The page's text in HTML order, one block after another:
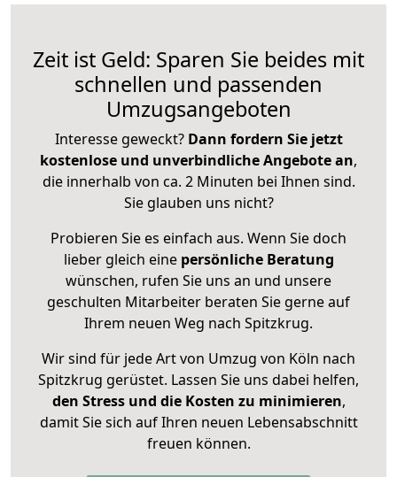
Zeit ist Geld: Sparen Sie beides mit
schnellen und passenden
Umzugsangeboten
Interesse geweckt? Dann fordern Sie jetzt
kostenlose und unverbindliche Angebote an,
die innerhalb von ca. 2 Minuten bei Ihnen sind.
Sie glauben uns nicht?
Probieren Sie es einfach aus. Wenn Sie doch
lieber gleich eine persönliche Beratung
wünschen, rufen Sie uns an und unsere
geschulten Mitarbeiter beraten Sie gerne auf
Ihrem neuen Weg nach Spitzkrug.
Wir sind für jede Art von Umzug von Köln nach
Spitzkrug gerüstet. Lassen Sie uns dabei helfen,
den Stress und die Kosten zu minimieren,
damit Sie sich auf Ihren neuen Lebensabschnitt
freuen können.